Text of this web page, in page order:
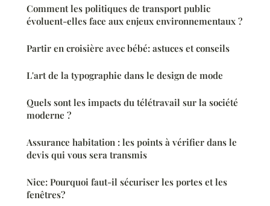
Comment les politiques de transport public
évoluent-elles face aux enjeux environnementaux ?
Partir en croisière avec bébé: astuces et conseils
L'art de la typographie dans le design de mode
Quels sont les impacts du télétravail sur la société
moderne ?
Assurance habitation : les points à vérifier dans le
devis qui vous sera transmis
Nice: Pourquoi faut-il sécuriser les portes et les
fenêtres?